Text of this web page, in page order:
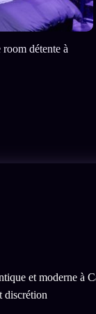
détente à
et moderne à
discrétion